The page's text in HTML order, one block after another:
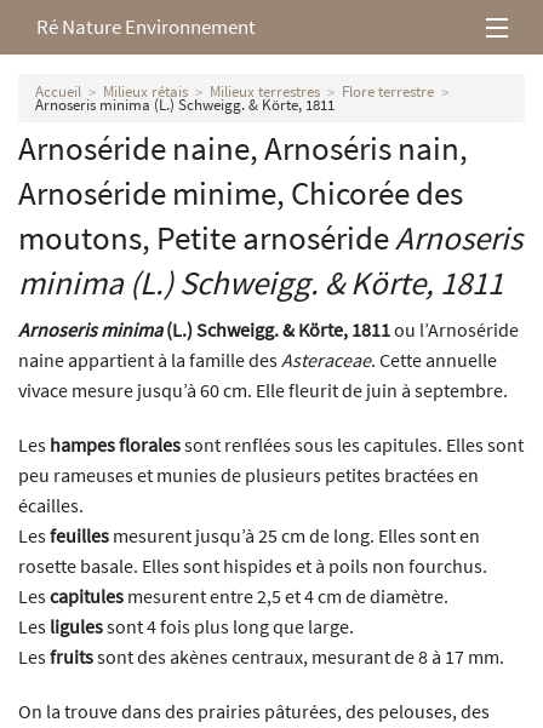
Ré Nature Environnement
L’association
Milieux rétais
Nos parutions
Accueil Milieux rétais Milieux terrestres Flore terrestre
Arnoseris minima (L.) Schweigg. & Körte, 1811
Arnoséride naine, Arnoséris nain,
Arnoséride minime, Chicorée des
moutons, Petite arnosérideArnoseris
minima(L.) Schweigg. & Körte, 1811
Arnoseris minima(L.) Schweigg. & Körte, 1811ou l’Arnoséride
naine appartient à la famille desAsteraceae. Cette annuelle
vivace mesure jusqu’à 60 cm. Elle fleurit de juin à septembre.
Les hampes floralessont renflées sous les capitules. Elles sont
peu rameuses et munies de plusieurs petites bractées en
écailles.
Lesfeuilles mesurent jusqu’à 25 cm de long. Elles sont en
rosette basale. Elles sont hispides et à poils non fourchus.
Lescapitules mesurent entre 2,5 et 4 cm de diamètre.
Les ligulessont 4 fois plus long que large.
Lesfruitssont des akènes centraux, mesurant de 8 à 17 mm.
On la trouve dans des prairies pâturées, des pelouses, des